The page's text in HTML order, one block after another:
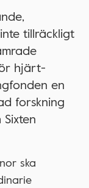
tillräckligt
hjärt-
en
forskning
ska